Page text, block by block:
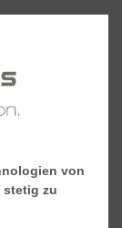
von
stetig zu